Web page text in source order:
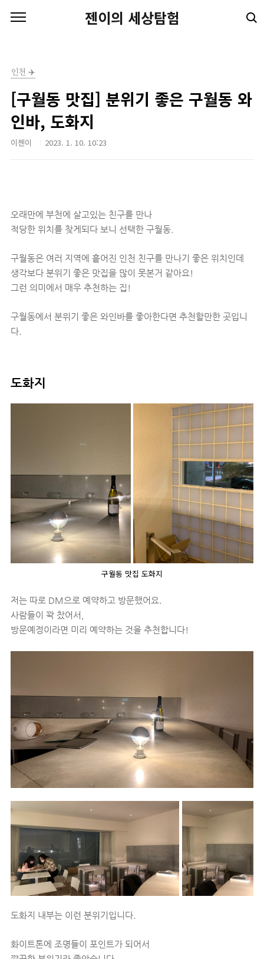
젠이의 세상탐험
인천 ✈️
[구월동 맛집] 분위기 좋은 구월동 와
인바, 도화지
이젠이 2023. 1. 10. 10:23
오래만에 부천에 살고있는 친구를 만나
적당한 위치를 찾게되다 보니 선택한 구월동.
구월동은 여러 지역에 흩어진 인천 친구를 만나기 좋은 위치인데
생각보다 분위기 좋은 맛집을 많이 못본거 같아요!
그런 의미에서 매우 추천하는 집!
구월동에서 분위기 좋은 와인바를 좋아한다면 추천할만한 곳입니
다.
도화지
구월동 맛집 도화지
저는 따로 DM으로 예약하고 방문했어요.
사람들이 꽉 찼어서,
방문예정이라면 미리 예약하는 것을 추천합니다!
도화지 내부는 이런 분위기입니다.
화이트톤에 조명들이 포인트가 되어서